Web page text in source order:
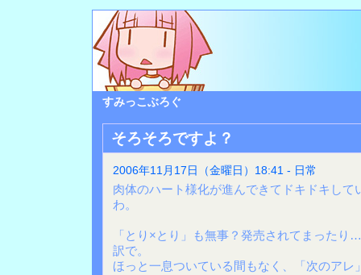
すみっこぶろぐ
そろそろですよ？
2006年11月17日（金曜日）18:41 - 日常
肉体のハート様化が進んできてドキドキして
わ。
「とり×とり」も無事？発売されてまった
訳で。
ほっと一息ついている間もなく、「次のアレ